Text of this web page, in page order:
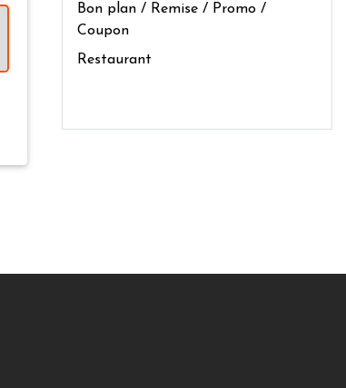
Bon plan / Remise / Promo /
Coupon
Restaurant